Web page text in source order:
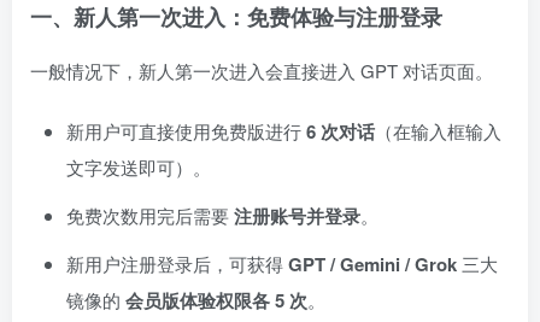
一、新人第一次进入：免费体验与注册登录
一般情况下，新人第一次进入会直接进入 GPT 对话页面。
新用户可直接使用免费版进行6 次对话 （在输入框输入
文字发送即可）。
免费次数用完后需要注册账号并登录。
新用户注册登录后，可获得GPT / Gemini / Grok 三大
镜像的 会员版体验权限各 5 次。